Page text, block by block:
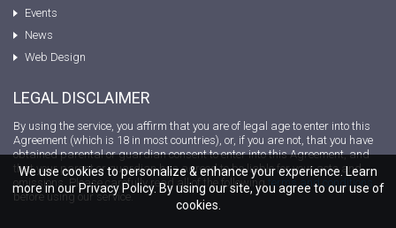
Events
News
Web Design
LEGAL DISCLAIMER
By using the service, you affirm that you are of legal age to enter into this
Agreement (which is 18 in most countries), or, if you are not, that you have
obtained parental or guardian consent to enter into this Agreement, and
that your parent or guardian has agreed to be liable for your acts and
omissions. Please carefully read all of the followingterms and conditions
before using our service.
We use cookies to personalize & enhance your experience. Learn
more in our Privacy Policy. By using our site, you agree to our use of
cookies.